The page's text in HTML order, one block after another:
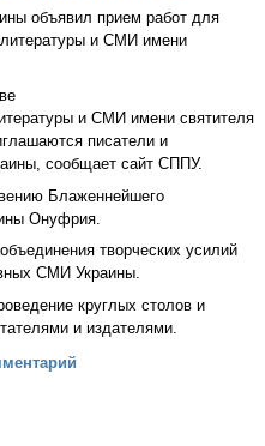
объявил прием работ для
и СМИ имени
и СМИ имени святителя
писатели и
сообщает сайт СППУ.
Блаженнейшего
Онуфрия.
творческих усилий
СМИ Украины.
круглых столов и
и издателями.
литературы и СМИ